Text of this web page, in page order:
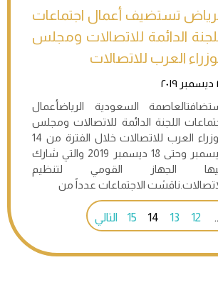
تستضيف أعمال اجتماعات
الدائمة للاتصالات ومجلس
العرب للاتصالات
السعودية الرياضأعمال
اللجنة الدائمة للاتصالات ومجلس
الوزراء العرب للاتصالات خلال الفترة من 14
ديسمبر وحتى 18 ديسمبر 2019 والتي شارك
الجهاز القومي لتنظيم
الاجتماعات عدداً من
12
13
14
15 التالي